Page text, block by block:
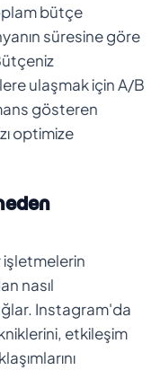
bütçe
süresine göre
ulaşmak için A/B
gösteren
optimize
nasıl
Instagram'da
etkileşim